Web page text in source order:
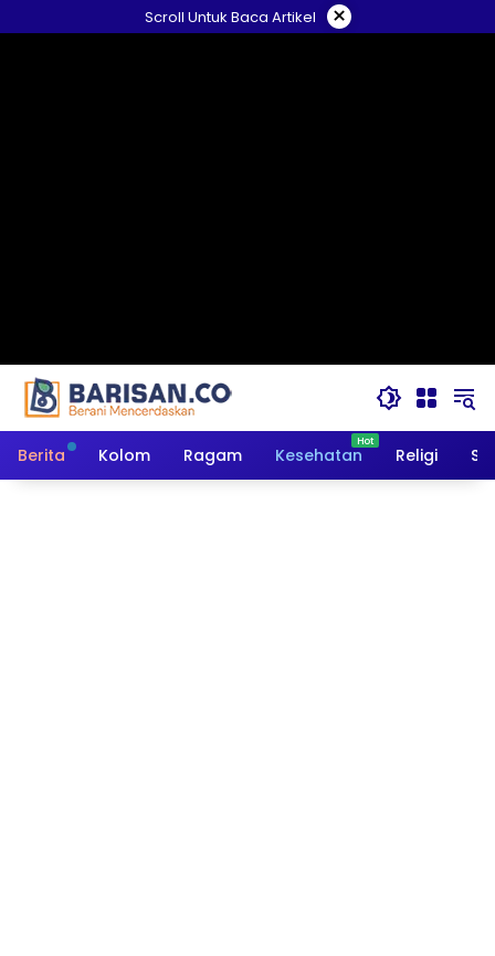
ke
Scroll Untuk Baca Artikel ×
Berita Kolom Ragam Kesehatan Religi